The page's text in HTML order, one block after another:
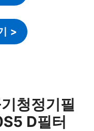
>
청정기필
D필터